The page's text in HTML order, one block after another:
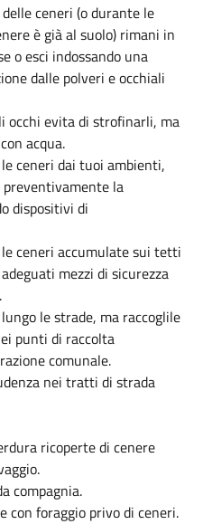
ceneri (o durante le
è già al suolo) rimani in
o esci indossando una
dalle polveri e occhiali
occhi evita di strofinarli, ma
acqua.
ceneri dai tuoi ambienti,
preventivamente la
dispositivi di
ceneri accumulate sui tetti
mezzi di sicurezza
le strade, ma raccoglile
punti di raccolta
comunale.
nei tratti di strada
ricoperte di cenere
compagnia.
con foraggio privo di ceneri.